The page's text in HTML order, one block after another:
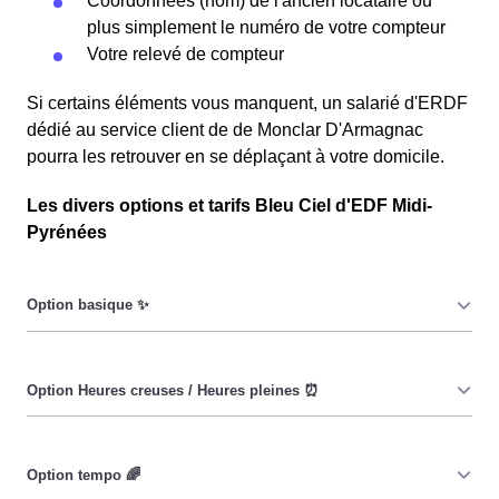
plus simplement le numéro de votre compteur
Votre relevé de compteur
Si certains éléments vous manquent, un salarié d'ERDF
dédié au service client de de Monclar D'Armagnac
pourra les retrouver en se déplaçant à votre domicile.
Les divers options et tarifs Bleu Ciel d'EDF Midi-
Pyrénées
date, ni de l'heure, que ce soit en à Monclar D'Armagnac
ou ailleurs. 💡
Monclar D'Armagnac est réduit. ⚡